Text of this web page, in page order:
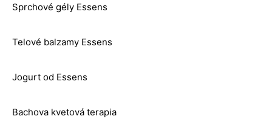
Sprchové gély Essens
Telové balzamy Essens
Jogurt od Essens
Bachova kvetová terapia